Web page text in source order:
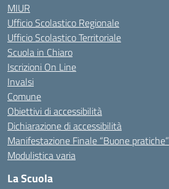
MIUR
Ufficio Scolastico Regionale
Ufficio Scolastico Territoriale
Scuola in Chiaro
Iscrizioni On Line
Invalsi
Comune
Obiettivi di accessibilità
Dichiarazione di accessibilità
Manifestazione Finale “Buone pratiche”
Modulistica varia
La Scuola